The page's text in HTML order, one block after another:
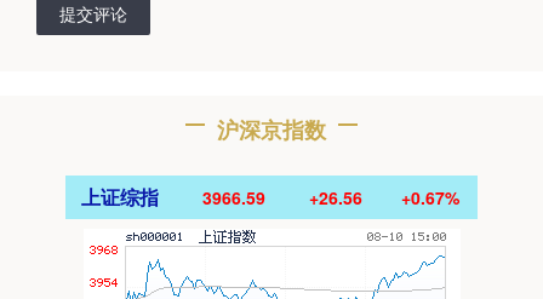
提交评论
沪深京指数
上证综指 3966.59 +26.56 +0.67%